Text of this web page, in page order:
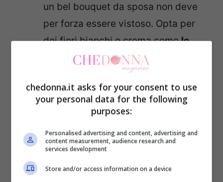
un bel bouquet da sposa non deve
per forza essere vistoso. Opta per
dei fiori bianchi o crema comele
rose, le peonie o le ortensie
tratta di fiori delicati, perfetti per un
matrimonio sobrio. Un bel bouquet
può essere monocolore, con qualche
elegante.
chedonna.it asks for your consent to use
your personal data for the following
purposes:
Personalised advertising and content, advertising and
content measurement, audience research and
services development
Store and/or access information on a device